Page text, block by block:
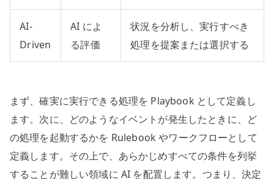
AI-
Driven
AI によ
る評価
状況を分析し、実行すべき
処理を提案または選択する
まず、確実に実行できる処理を Playbook として定義し
ます。次に、どのようなイベントが発生したときに、ど
の処理を起動するかを Rulebook やワークフローとして
定義します。その上で、あらかじめすべての条件を列挙
することが難しい領域に AI を配置します。つまり、決定